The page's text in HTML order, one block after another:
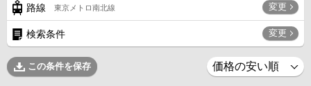
路線 東京メトロ南北線 変更
検索条件 変更
この条件を保存